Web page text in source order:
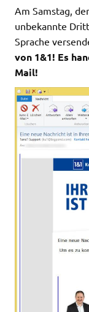
Am Samstag,
unbekannte
Sprache
von 1&1! Es
Mail!